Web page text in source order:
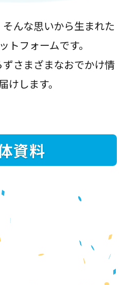
そんな思いから生まれた
トフォームです。
さまざまなおでかけ情
けします。
資料